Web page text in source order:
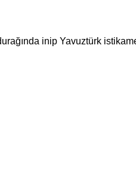
inip Yavuztürk